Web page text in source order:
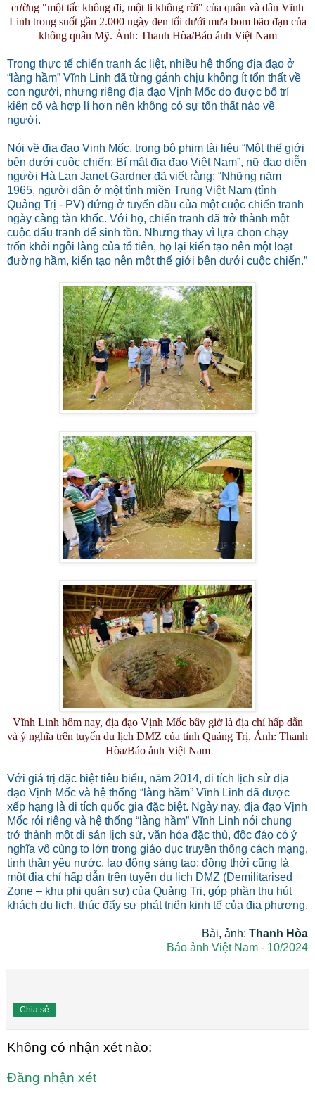
cường "một tấc không đi, một li không rời" của quân và dân Vĩnh
Linh trong suốt gần 2.000 ngày đen tối dưới mưa bom bão đạn của
không quân Mỹ. Ảnh: Thanh Hòa/Báo ảnh Việt Nam
Trong thực tế chiến tranh ác liệt, nhiều hệ thống địa đạo ở
“làng hầm” Vĩnh Linh đã từng gánh chịu không ít tổn thất về
con người, nhưng riêng địa đạo Vịnh Mốc do được bố trí
kiên cố và hợp lí hơn nên không có sự tổn thất nào về
người.
Nói về địa đạo Vịnh Mốc, trong bộ phim tài liệu “Một thế giới
bên dưới cuộc chiến: Bí mật địa đạo Việt Nam”, nữ đạo diễn
người Hà Lan Janet Gardner đã viết rằng: “Những năm
1965, người dân ở một tỉnh miền Trung Việt Nam (tỉnh
Quảng Trị - PV) đứng ở tuyến đầu của một cuộc chiến tranh
ngày càng tàn khốc. Với họ, chiến tranh đã trở thành một
cuộc đấu tranh để sinh tồn. Nhưng thay vì lựa chọn chạy
trốn khỏi ngôi làng của tổ tiên, họ lại kiến tạo nên một loạt
đường hầm, kiến tạo nên một thế giới bên dưới cuộc chiến.”
Vĩnh Linh hôm nay, địa đạo Vịnh Mốc bây giờ là địa chỉ hấp dẫn
và ý nghĩa trên tuyến du lịch DMZ của tỉnh Quảng Trị. Ảnh: Thanh
Hòa/Báo ảnh Việt Nam
Với giá trị đặc biệt tiêu biểu, năm 2014, di tích lịch sử địa
đạo Vịnh Mốc và hệ thống “làng hầm” Vĩnh Linh đã được
xếp hạng là di tích quốc gia đặc biệt. Ngày nay, địa đạo Vịnh
Mốc rói riêng và hệ thống “làng hầm” Vĩnh Linh nói chung
trở thành một di sản lịch sử, văn hóa đặc thù, độc đáo có ý
nghĩa vô cùng to lớn trong giáo dục truyền thống cách mạng,
tinh thần yêu nước, lao động sáng tạo; đồng thời cũng là
một địa chỉ hấp dẫn trên tuyến du lịch DMZ (Demilitarised
Zone – khu phi quân sự) của Quảng Trị, góp phần thu hút
khách du lịch, thúc đẩy sự phát triển kinh tế của địa phương.
Bài, ảnh: Thanh Hòa
Báo ảnh Việt Nam - 10/2024
Chia sẻ
Không có nhận xét nào:
Đăng nhận xét